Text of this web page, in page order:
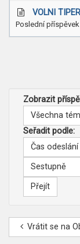
VOLNI TIPERI
Poslední
Zobrazit
Všechna
Seřadit podle:
Čas odeslání
Sestupně
Vrátit se na